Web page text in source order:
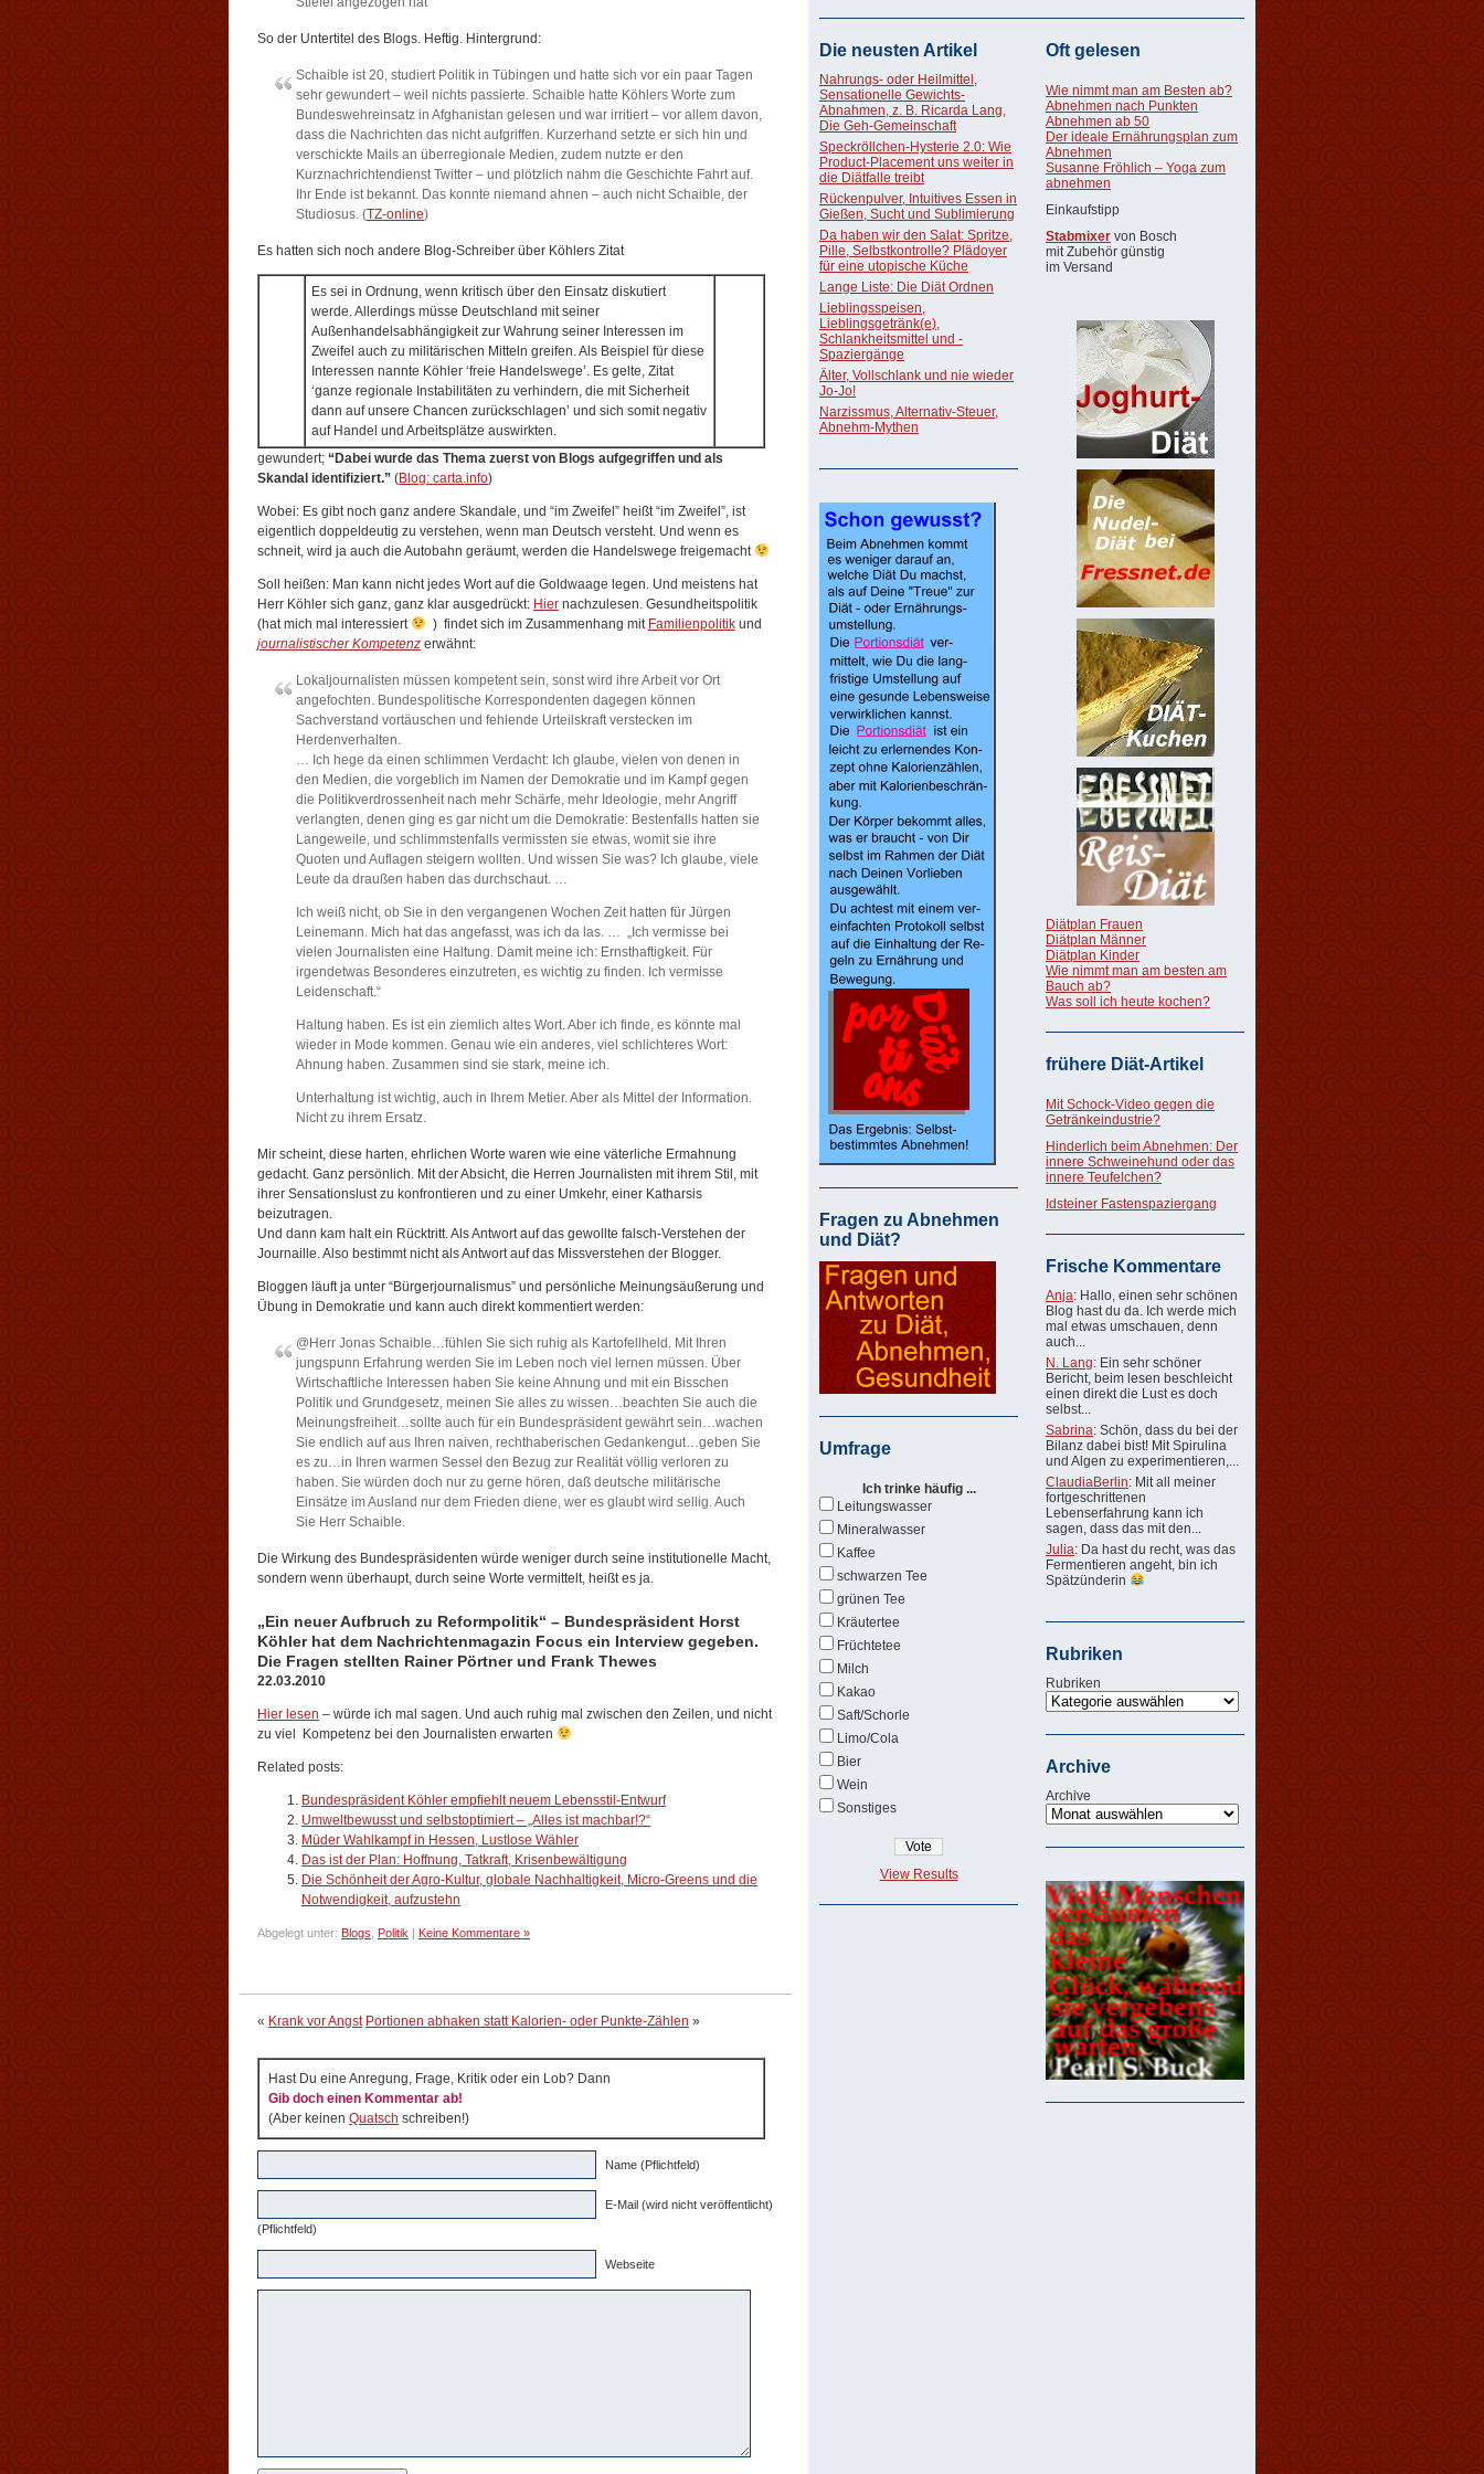
So der Untertitel des Blogs. Heftig. Hintergrund:
Schaible ist 20, studiert Politik in Tübingen und hatte sich vor ein paar Tagen
sehr gewundert – weil nichts passierte. Schaible hatte Köhlers Worte zum
Bundeswehreinsatz in Afghanistan gelesen und war irritiert – vor allem davon,
dass die Nachrichten das nicht aufgriffen. Kurzerhand setzte er sich hin und
verschickte Mails an überregionale Medien, zudem nutzte er den
Kurznachrichtendienst Twitter – und plötzlich nahm die Geschichte Fahrt auf.
Ihr Ende ist bekannt. Das konnte niemand ahnen – auch nicht Schaible, der
Studiosus. (TZ-online)
Es hatten sich noch andere Blog-Schreiber über Köhlers Zitat
Es sei in Ordnung, wenn kritisch über den Einsatz diskutiert
werde. Allerdings müsse Deutschland mit seiner
Außenhandelsabhängigkeit zur Wahrung seiner Interessen im
Zweifel auch zu militärischen Mitteln greifen. Als Beispiel für diese
Interessen nannte Köhler ‘freie Handelswege’. Es gelte, Zitat
‘ganze regionale Instabilitäten zu verhindern, die mit Sicherheit
dann auf unsere Chancen zurückschlagen’ und sich somit negativ
auf Handel und Arbeitsplätze auswirkten.
gewundert; “Dabei wurde das Thema zuerst von Blogs aufgegriffen und als
Skandal identifiziert.” (Blog: carta.info)
Wobei: Es gibt noch ganz andere Skandale, und “im Zweifel” heißt “im Zweifel”, ist
eigentlich doppeldeutig zu verstehen, wenn man Deutsch versteht. Und wenn es
schneit, wird ja auch die Autobahn geräumt, werden die Handelswege freigemacht
Soll heißen: Man kann nicht jedes Wort auf die Goldwaage legen. Und meistens hat
Herr Köhler sich ganz, ganz klar ausgedrückt: Hier nachzulesen. Gesundheitspolitik
(hat mich mal interessiert
) findet sich im Zusammenhang mit Familienpolitikund
journalistischer Kompetenz erwähnt:
Lokaljournalisten müssen kompetent sein, sonst wird ihre Arbeit vor Ort
angefochten. Bundespolitische Korrespondenten dagegen können
Sachverstand vortäuschen und fehlende Urteilskraft verstecken im
Herdenverhalten.
… Ich hege da einen schlimmen Verdacht: Ich glaube, vielen von denen in
den Medien, die vorgeblich im Namen der Demokratie und im Kampf gegen
die Politikverdrossenheit nach mehr Schärfe, mehr Ideologie, mehr Angriff
verlangten, denen ging es gar nicht um die Demokratie: Bestenfalls hatten sie
Langeweile, und schlimmstenfalls vermissten sie etwas, womit sie ihre
Quoten und Auflagen steigern wollten. Und wissen Sie was? Ich glaube, viele
Leute da draußen haben das durchschaut. …
Ich weiß nicht, ob Sie in den vergangenen Wochen Zeit hatten für Jürgen
Leinemann. Mich hat das angefasst, was ich da las. … „Ich vermisse bei
vielen Journalisten eine Haltung. Damit meine ich: Ernsthaftigkeit. Für
irgendetwas Besonderes einzutreten, es wichtig zu finden. Ich vermisse
Leidenschaft.“
Haltung haben. Es ist ein ziemlich altes Wort. Aber ich finde, es könnte mal
wieder in Mode kommen. Genau wie ein anderes, viel schlichteres Wort:
Ahnung haben. Zusammen sind sie stark, meine ich.
Unterhaltung ist wichtig, auch in Ihrem Metier. Aber als Mittel der Information.
Nicht zu ihrem Ersatz.
Mir scheint, diese harten, ehrlichen Worte waren wie eine väterliche Ermahnung
gedacht. Ganz persönlich. Mit der Absicht, die Herren Journalisten mit ihrem Stil, mit
ihrer Sensationslust zu konfrontieren und zu einer Umkehr, einer Katharsis
beizutragen.
Und dann kam halt ein Rücktritt. Als Antwort auf das gewollte falsch-Verstehen der
Journaille. Also bestimmt nicht als Antwort auf das Missverstehen der Blogger.
Bloggen läuft ja unter “Bürgerjournalismus” und persönliche Meinungsäußerung und
Übung in Demokratie und kann auch direkt kommentiert werden:
@Herr Jonas Schaible…fühlen Sie sich ruhig als Kartofellheld. Mit Ihren
jungspunn Erfahrung werden Sie im Leben noch viel lernen müssen. Über
Wirtschaftliche Interessen haben Sie keine Ahnung und mit ein Bisschen
Politik und Grundgesetz, meinen Sie alles zu wissen…beachten Sie auch die
Meinungsfreiheit…sollte auch für ein Bundespräsident gewährt sein…wachen
Sie endlich auf aus Ihren naiven, rechthaberischen Gedankengut…geben Sie
es zu…in Ihren warmen Sessel den Bezug zur Realität völlig verloren zu
haben. Sie würden doch nur zu gerne hören, daß deutsche militärische
Einsätze im Ausland nur dem Frieden diene, wer es glaubt wird sellig. Auch
Sie Herr Schaible.
Die Wirkung des Bundespräsidenten würde weniger durch seine institutionelle Macht,
sondern wenn überhaupt, durch seine Worte vermittelt, heißt es ja.
„Ein neuer Aufbruch zu Reformpolitik“ – Bundespräsident Horst
Köhler hat dem Nachrichtenmagazin Focus ein Interview gegeben.
Die Fragen stellten Rainer Pörtner und Frank Thewes
22.03.2010
Hier lesen – würde ich mal sagen. Und auch ruhig mal zwischen den Zeilen, und nicht
zu viel Kompetenz bei den Journalisten erwarten
Related posts:
Bundespräsident Köhler empfiehlt neuem Lebensstil-Entwurf
Umweltbewusst und selbstoptimiert – „Alles ist machbar!?“
Müder Wahlkampf in Hessen, Lustlose Wähler
Das ist der Plan: Hoffnung, Tatkraft, Krisenbewältigung
Die Schönheit der Agro-Kultur, globale Nachhaltigkeit, Micro-Greens und die
Notwendigkeit, aufzustehn
Abgelegt unter: Blogs Politik | Keine Kommentare »
« Krank vor Angst Portionen abhaken statt Kalorien- oder Punkte-Zählen »
Hast Du eine Anregung, Frage, Kritik oder ein Lob? Dann
Gib doch einen Kommentar ab!
(Aber keinen Quatsch schreiben!)
Name (Pflichtfeld)
E-Mail (wird nicht veröffentlicht)
(Pflichtfeld)
Webseite
Die neusten Artikel
Nahrungs- oder Heilmittel,
Sensationelle Gewichts-
Abnahmen, z. B. Ricarda Lang,
Die Geh-Gemeinschaft
Speckröllchen-Hysterie 2.0: Wie
Product-Placement uns weiter in
die Diätfalle treibt
Rückenpulver, Intuitives Essen in
Gießen, Sucht und Sublimierung
Da haben wir den Salat: Spritze,
Pille, Selbstkontrolle? Plädoyer
für eine utopische Küche
Lange Liste: Die Diät Ordnen
Lieblingsspeisen,
Lieblingsgetränk(e),
Schlankheitsmittel und -
Spaziergänge
Älter, Vollschlank und nie wieder
Jo-Jo!
Narzissmus, Alternativ-Steuer,
Abnehm-Mythen
Fragen zu Abnehmen
und Diät?
Umfrage
Ich trinke häufig ...
Leitungswasser
Mineralwasser
Kaffee
schwarzen Tee
grünen Tee
Kräutertee
Früchtetee
Milch
Kakao
Saft/Schorle
Limo/Cola
Bier
Wein
Sonstiges
View Results
Oft gelesen
Wie nimmt man am Besten ab?
Abnehmen nach Punkten
Abnehmen ab 50
Der ideale Ernährungsplan zum
Abnehmen
Susanne Fröhlich – Yoga zum
abnehmen
Einkaufstipp
Stabmixer von Bosch
mit Zubehör günstig
im Versand
Diätplan Frauen
Diätplan Männer
Diätplan Kinder
Wie nimmt man am besten am
Bauch ab?
Was soll ich heute kochen?
frühere Diät-Artikel
Mit Schock-Video gegen die
Getränkeindustrie?
Hinderlich beim Abnehmen: Der
innere Schweinehund oder das
innere Teufelchen?
Idsteiner Fastenspaziergang
Frische Kommentare
Anja: Hallo, einen sehr schönen
Blog hast du da. Ich werde mich
mal etwas umschauen, denn
auch...
N. Lang: Ein sehr schöner
Bericht, beim lesen beschleicht
einen direkt die Lust es doch
selbst...
Sabrina: Schön, dass du bei der
Bilanz dabei bist! Mit Spirulina
und Algen zu experimentieren,...
ClaudiaBerlin: Mit all meiner
fortgeschrittenen
Lebenserfahrung kann ich
sagen, dass das mit den...
Julia: Da hast du recht, was das
Fermentieren angeht, bin ich
Spätzünderin
Rubriken
Rubriken
Archive
Archive